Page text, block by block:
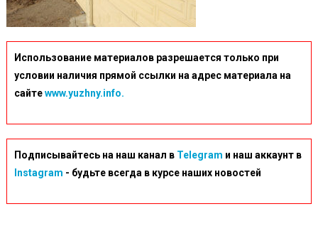
Использование материалов разрешается только при
условии наличия прямой ссылки на адрес материала на
сайтеwww.yuzhny.info.
Подписывайтесь на наш канал в Telegram и наш аккаунт в
Instagram - будьте всегда в курсе наших новостей